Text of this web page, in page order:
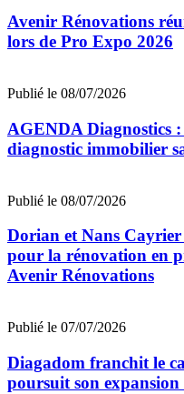
Avenir Rénovations
lors de Pro Expo 2026
Publié le 08/07/2026
AGENDA Diagnostics
diagnostic immobilier
Publié le 08/07/2026
Dorian et Nans
pour la rénovation en
Avenir Rénovations
Publié le 07/07/2026
Diagadom franchit le
poursuit son expansion